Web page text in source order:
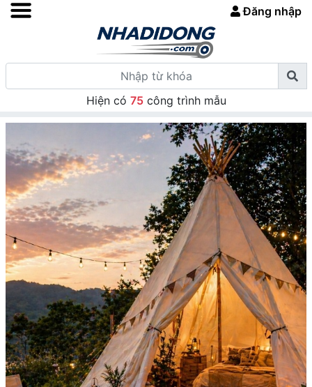
Đăng nhập
Hiện có 75công trình mẫu